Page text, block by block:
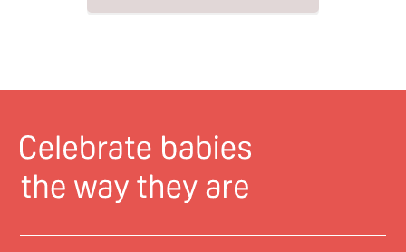
取扱説明書の著作権は当社に帰属します。権利者の許諾を得ることなく、取扱説明
することは、この限りではありません。
当社は、常に細心の注意を払って本サイトを運営管理しておりますが、情報および
動作の正確性、完全性を保証するものではありません。お客様が本サイトをご利用